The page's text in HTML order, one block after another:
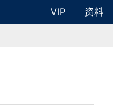
VIP
资料